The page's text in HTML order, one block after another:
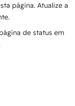
página. Atualize a
de status em